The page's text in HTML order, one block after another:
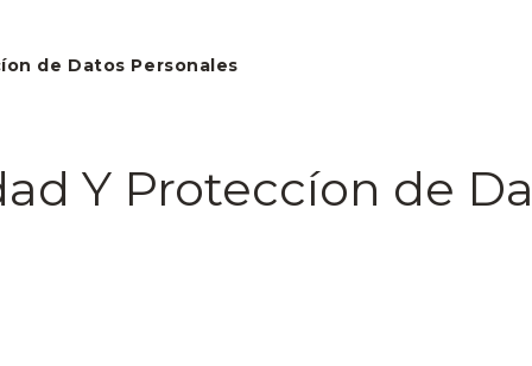
con inversionistas
de Datos Personales
Y Proteccíon de